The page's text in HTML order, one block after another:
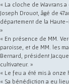
« La cloche de Wavrans
Joseph Drouot, âgé de
département de la
»
« En présence de MM.
paroisse, et de MM. les
Bernard, président
cultivateur. »
« Le feu a été mis à onze
« Sa bénédiction a eu